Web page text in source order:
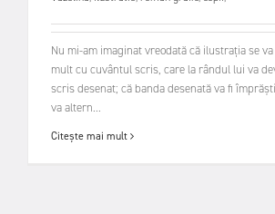
Nu mi-am imaginat vreodată că ilustrația se
mult cu cuvântul scris, care la rândul lui va
scris desenat; că banda desenată va fi
va altern...
Citește mai mult